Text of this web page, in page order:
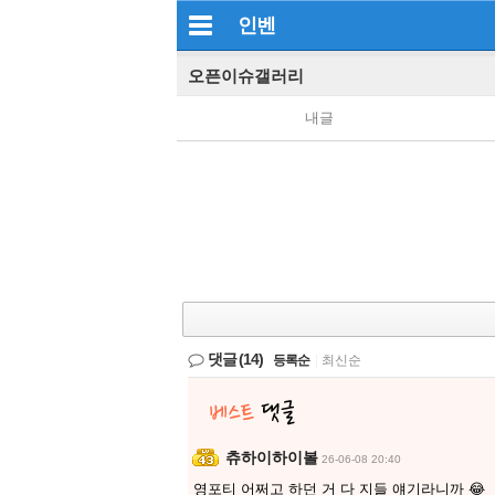
인벤
오픈이슈갤러리
내글
댓글(14) 등록순 최신순
츄하이하이볼 26-06-08 20:40
영포티 어쩌고 하던 거 다 지들 얘기라니까 😂